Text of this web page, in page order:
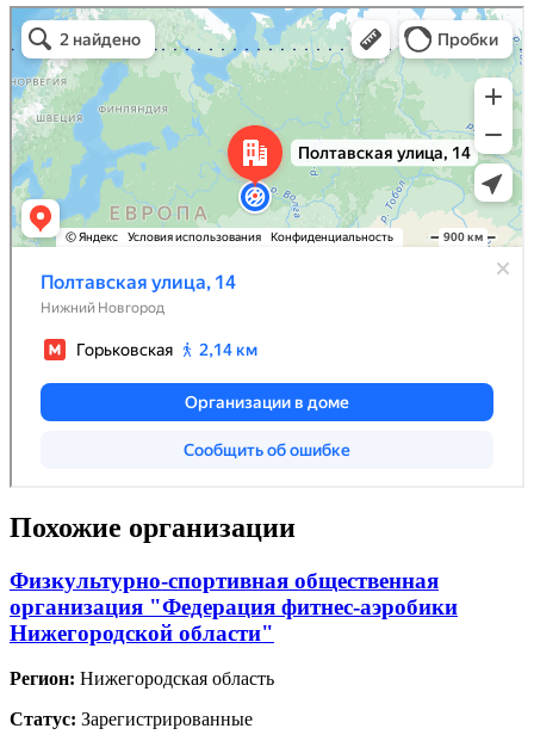
Похожие организации
Физкультурно-спортивная общественная
организация "Федерация фитнес-аэробики
Нижегородской области"
Регион: Нижегородская область
Статус: Зарегистрированные